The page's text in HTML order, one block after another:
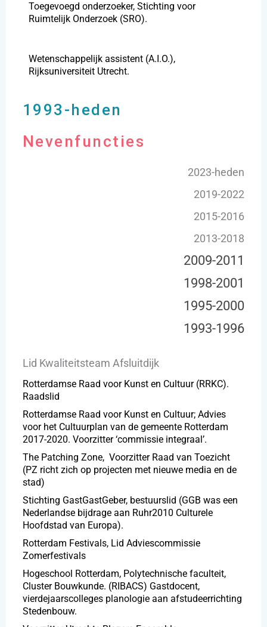
Toegevoegd onderzoeker, Stichting voor
Ruimtelijk Onderzoek (SRO).
Wetenschappelijk assistent (A.I.O.),
Rijksuniversiteit Utrecht.
1993-heden
Nevenfuncties
2023-heden
2019-2022
2015-2016
2013-2018
2009-2011
1998-2001
1995-2000
1993-1996
Lid Kwaliteitsteam Afsluitdijk
Rotterdamse Raad voor Kunst en Cultuur (RRKC).
Raadslid
Rotterdamse Raad voor Kunst en Cultuur; Advies
voor het Cultuurplan van de gemeente Rotterdam
2017-2020. Voorzitter ‘commissie integraal’.
The Patching Zone, Voorzitter Raad van Toezicht
(PZ richt zich op projecten met nieuwe media en de
stad)
Stichting GastGastGeber, bestuurslid (GGB was een
Nederlandse bijdrage aan Ruhr2010 Culturele
Hoofdstad van Europa).
Rotterdam Festivals, Lid Adviescommissie
Zomerfestivals
Hogeschool Rotterdam, Polytechnische faculteit,
Cluster Bouwkunde. (RIBACS) Gastdocent,
vierdejaarscolleges planologie aan afstudeerrichting
Stedenbouw.